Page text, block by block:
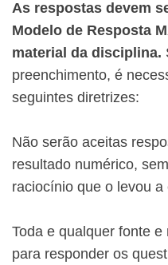
As respostas devem
Modelo de Resposta
material da disciplina.
preenchimento, é
seguintes diretrizes:
Não serão aceitas
resultado numérico,
raciocínio que o levou
Toda e qualquer fonte
para responder os